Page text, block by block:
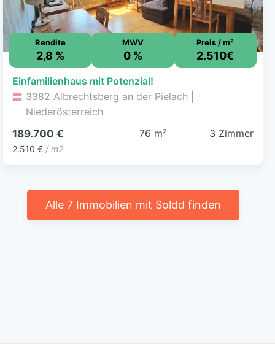
Rendite
2,8 %
MWV
0 %
Preis / m²
2.510€
Einfamilienhaus mit Potenzial!
3382 Albrechtsberg an der Pielach |
Niederösterreich
189.700 €
2.510 € / m2
76 m² 3 Zimmer
Alle 7 Immobilien mit Soldd finden